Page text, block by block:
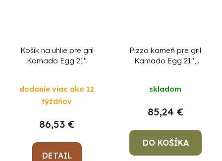
Košík na uhlie pre gril
Kamado Egg 21"
dodanie viac ako 12
týždňov
86,53 €
DETAIL
Pizza kameň pre gril
Kamado Egg 21",
skladom
85,24 €
DO KOŠÍKA